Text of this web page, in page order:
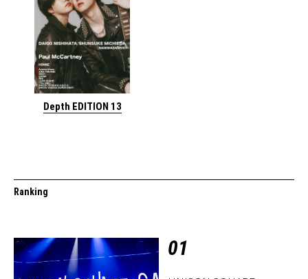
Depth EDITION 13
Ranking
01